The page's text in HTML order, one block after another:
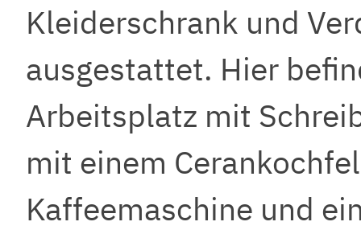
Kleiderschrank und
ausgestattet. Hier
Arbeitsplatz mit
mit einem
Kaffeemaschine und